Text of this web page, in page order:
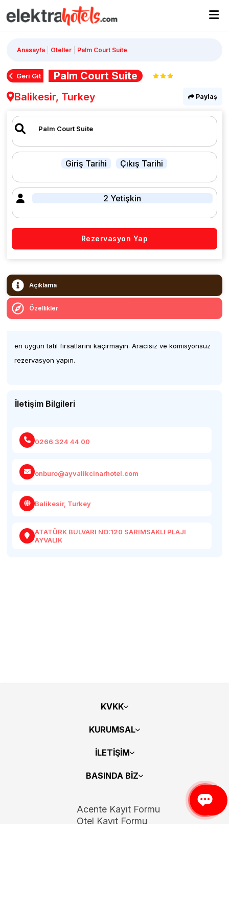
Anasayfa Oteller Palm Court Suite
Geri Git
Palm Court Suite
Balikesir, Turkey
Paylaş
Giriş Tarihi Çıkış Tarihi
2 Yetişkin
Rezervasyon Yap
Açıklama
Özellikler
en uygun tatil fırsatlarını kaçırmayın. Aracısız ve komisyonsuz
rezervasyon yapın.
İletişim Bilgileri
0266 324 44 00
onburo@ayvalikcinarhotel.com
Balikesir, Turkey
ATATÜRK BULVARI NO:120 SARIMSAKLI PLAJI
AYVALIK
KVKK
KURUMSAL
İLETİŞİM
BASINDA BİZ
Acente Kayıt Formu
Otel Kayıt Formu